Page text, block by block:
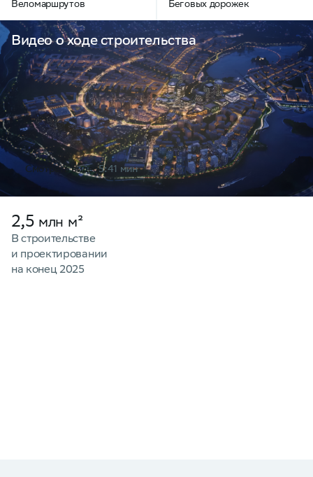
Веломаршрутов Беговых дорожек
Видео о ходе строительства
Смотреть видео5:41 мин
2,5 млн м²
В строительстве
и проектировании
на конец 2025